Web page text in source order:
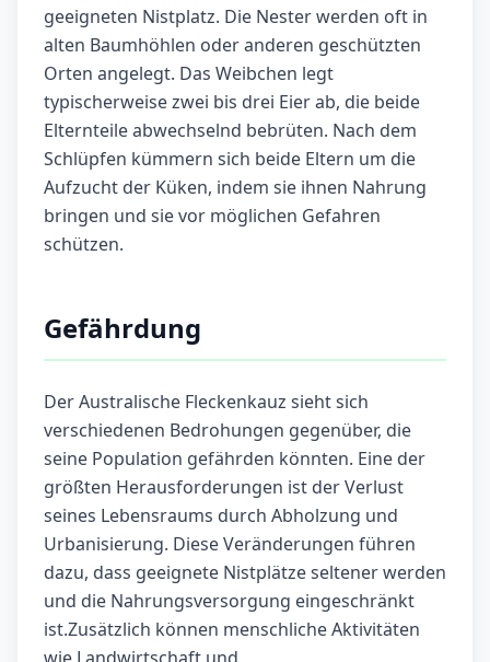
geeigneten Nistplatz. Die Nester werden oft in
alten Baumhöhlen oder anderen geschützten
Orten angelegt. Das Weibchen legt
typischerweise zwei bis drei Eier ab, die beide
Elternteile abwechselnd bebrüten. Nach dem
Schlüpfen kümmern sich beide Eltern um die
Aufzucht der Küken, indem sie ihnen Nahrung
bringen und sie vor möglichen Gefahren
schützen.
Gefährdung
Der Australische Fleckenkauz sieht sich
verschiedenen Bedrohungen gegenüber, die
seine Population gefährden könnten. Eine der
größten Herausforderungen ist der Verlust
seines Lebensraums durch Abholzung und
Urbanisierung. Diese Veränderungen führen
dazu, dass geeignete Nistplätze seltener werden
und die Nahrungsversorgung eingeschränkt
ist.Zusätzlich können menschliche Aktivitäten